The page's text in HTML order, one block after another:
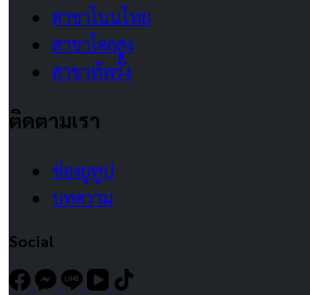
สาขาโนนไทย
สาขาโคกสูง
สาขาทัพรั้ง
ติดตามเรา
ช่องยูทูป
บทความ
Social